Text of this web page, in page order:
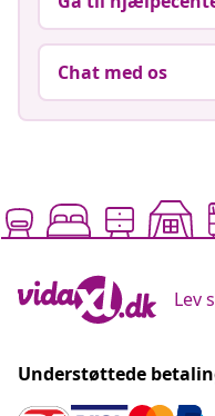
Chat med os
Lev
Understøttede